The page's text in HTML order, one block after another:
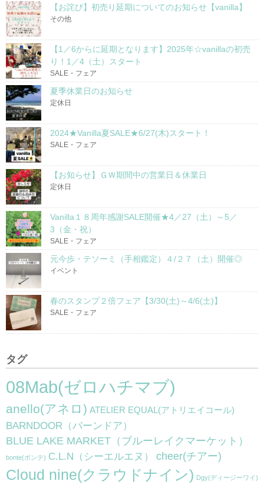
【お詫び】初売り延期についてのお知らせ【vanilla】
その他
【1／6からに延期となります】2025年☆vanillaの初売
り！1／4（土）スタート
SALE・フェア
夏季休業日のお知らせ
定休日
2024★Vanilla夏SALE★6/27(木)スタート！
SALE・フェア
【お知らせ】ＧＷ期間中の営業日＆休業日
定休日
Vanilla１８周年感謝SALE開催★4／27（土）～5／
3（金・祝）
SALE・フェア
元今歩・テソーミ（手相鑑定）４/２７（土）開催◎
イベント
春のスタンプ２倍フェア【3/30(土)～4/6(土)】
SALE・フェア
タグ
08Mab(ゼロハチマブ)
anello(アネロ) ATELIER EQUAL(アトリエイコール)
BARNDOOR（バーンドア）
BLUE LAKE MARKET（ブルーレイクマーケット）
bonte(ボンテ) C.L.N（シーエルエヌ） cheer(チアー)
Cloud nine(クラウドナイン) Dgy(ディージーワイ)